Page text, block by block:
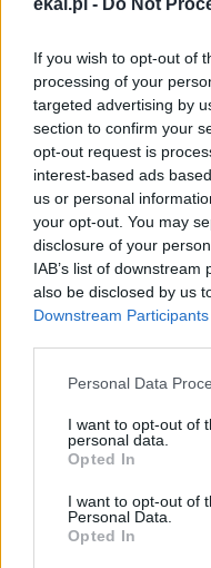
ekai.pl - Do Not
If you wish to opt-out of
processing of your
targeted advertising by
section to confirm your
opt-out request is
interest-based ads
us or personal
your opt-out. You may
disclosure of your
IAB’s list of
also be disclosed by us
Downstream Participants
Personal Data
I want to opt-out of
personal data.
Opted In
I want to opt-out of
Personal Data.
Opted In
Najnowsze
06 sierpnia 2026 | 13:20
Leon XIV do młodych w
budowania pokoju i
06 sierpnia 2026 | 12:48
Ks. Waldemar Turek przy
Przemienienie Jezusa
06 sierpnia 2026 | 12:31
Przewodniczący
Popularne